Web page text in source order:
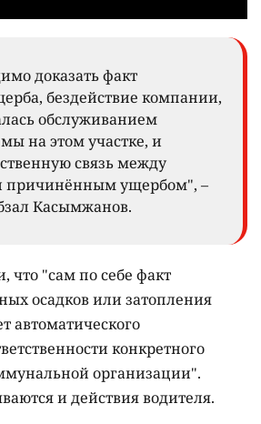
доказать факт
бездействие компании,
обслуживанием
на этом участке, и
связь между
причинённым ущербом", –
Касымжанов.
что "сам по себе факт
осадков или затопления
автоматического
конкретного
организации".
и действия водителя.